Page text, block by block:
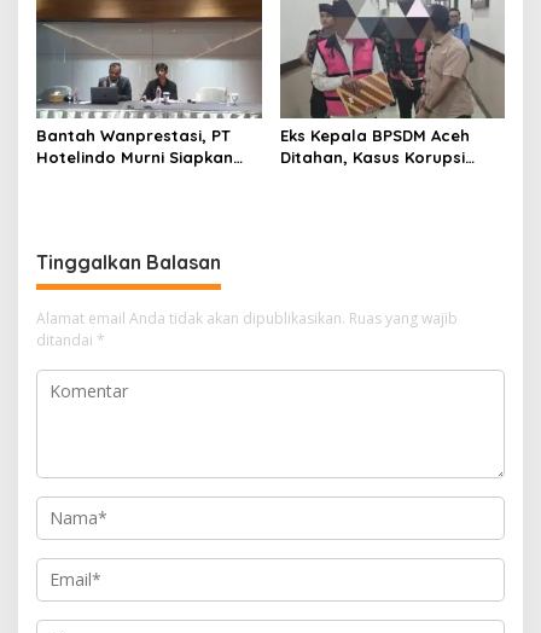
bulan
Bantah Wanprestasi, PT
Hotelindo Murni Siapkan
Eks Kepala BPSDM Aceh
Ditahan, Kasus Korupsi
Tinggalkan Balasan
Alamat email Anda tidak akan dipublikasikan. Ruas yang wajib
ditandai *